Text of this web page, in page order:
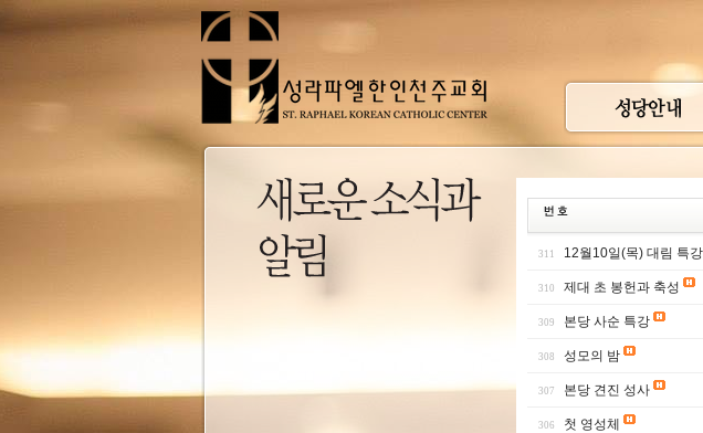
311 12월10일(목) 대림 특
310 제대 초 봉헌과 축성
309 본당 사순 특강
308 성모의 밤
307 본당 견진 성사
306 첫 영성체